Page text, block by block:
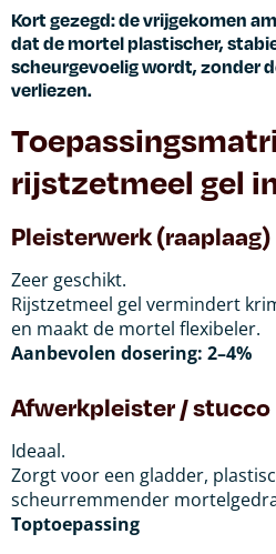
Kort gezegd: de vrijgekomen
dat de mortelplastischer,
scheurgevoeligwordt, zonder
verliezen.
rijstzetmeel gel
Pleisterwerk (raaplaag)
Zeer geschikt.
Rijstzetmeel gel vermindert
en maakt de mortel flexibeler.
Aanbevolen dosering: 2–4%
Afwerkpleister / stucco
Ideaal.
Zorgt voor een gladder,
scheurremmender
Toptoepassing